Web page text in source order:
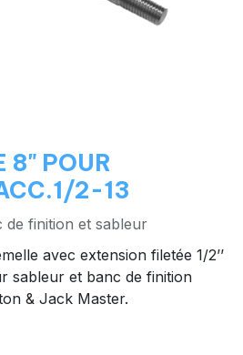
8" POUR
2-13
finition et sableur
avec extension filetée 1/2’’
sableur et banc de finition
& Jack Master.